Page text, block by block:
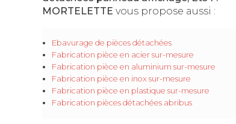
MORTELETTE vous propose aussi :
Ebavurage de pièces détachées
Fabrication pièce en acier sur-mesure
Fabrication pièce en aluminium sur-mesure
Fabrication pièce en inox sur-mesure
Fabrication pièce en plastique sur-mesure
Fabrication pièces détachées abribus